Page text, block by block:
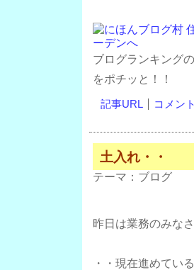
ブログランキング
をポチッと！！
記事URL コメン
土入れ・・
テーマ： ブログ
昨日は業務のみな
・・現在進めてい